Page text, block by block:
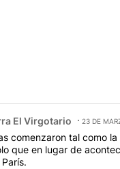
El Virgotario 23 DE
comenzaron tal como la
que en lugar de